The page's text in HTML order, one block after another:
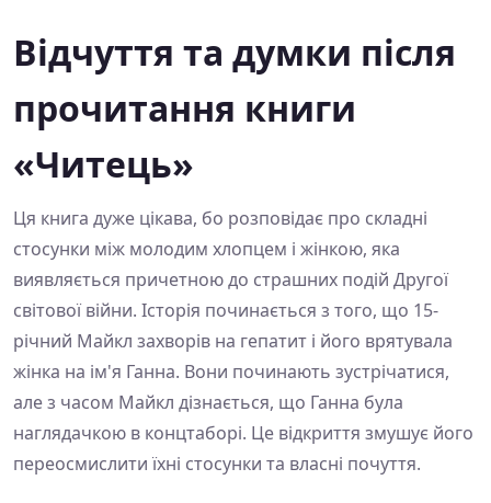
Відчуття та думки після
прочитання книги
«Читець»
Ця книга дуже цікава, бо розповідає про складні
стосунки між молодим хлопцем і жінкою, яка
виявляється причетною до страшних подій Другої
світової війни. Історія починається з того, що 15-
річний Майкл захворів на гепатит і його врятувала
жінка на ім'я Ганна. Вони починають зустрічатися,
але з часом Майкл дізнається, що Ганна була
наглядачкою в концтаборі. Це відкриття змушує його
переосмислити їхні стосунки та власні почуття.